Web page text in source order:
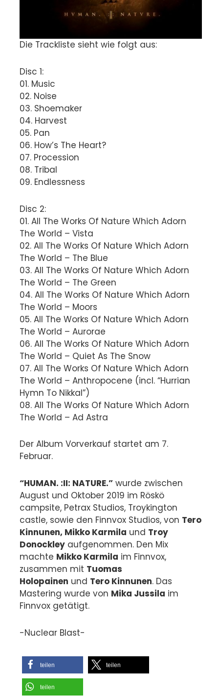
Die Trackliste sieht wie folgt aus:
Disc 1:
01. Music
02. Noise
03. Shoemaker
04. Harvest
05. Pan
06. How’s The Heart?
07. Procession
08. Tribal
09. Endlessness
Disc 2:
01. All The Works Of Nature Which Adorn
The World – Vista
02. All The Works Of Nature Which Adorn
The World – The Blue
03. All The Works Of Nature Which Adorn
The World – The Green
04. All The Works Of Nature Which Adorn
The World – Moors
05. All The Works Of Nature Which Adorn
The World – Aurorae
06. All The Works Of Nature Which Adorn
The World – Quiet As The Snow
07. All The Works Of Nature Which Adorn
The World – Anthropocene (incl. “Hurrian
Hymn To Nikkal”)
08. All The Works Of Nature Which Adorn
The World – Ad Astra
Der Album Vorverkauf startet am 7.
Februar.
“HUMAN. :II: NATURE.” wurde zwischen
August und Oktober 2019 im Röskö
campsite, Petrax Studios, Troykington
castle, sowie den Finnvox Studios, von Tero
Kinnunen, Mikko Karmila und Troy
Donockley aufgenommen. Den Mix
machte Mikko Karmila im Finnvox,
zusammen mit Tuomas
Holopainen und Tero Kinnunen. Das
Mastering wurde von Mika Jussila im
Finnvox getätigt.
-Nuclear Blast-
teilen teilen
teilen